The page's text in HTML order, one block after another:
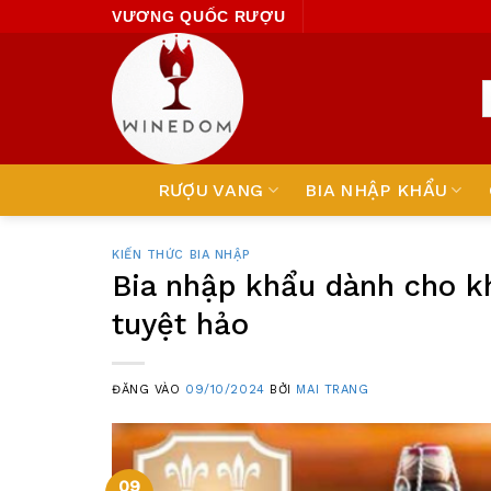
to
VƯƠNG QUỐC RƯỢU
RƯỢU VANG BIA NHẬP KHẨU
KIẾN THỨC BIA NHẬP
Bia nhập khẩu dành cho
tuyệt hảo
ĐĂNG VÀO 09/10/2024 BỞI MAI TRANG
09